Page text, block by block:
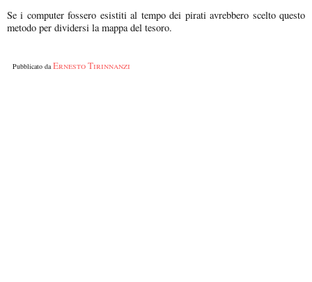
Se i computer fossero esistiti al tempo dei pirati avrebbero scelto questo
metodo per dividersi la mappa del tesoro.
Pubblicato daErnesto Tirinnanzi